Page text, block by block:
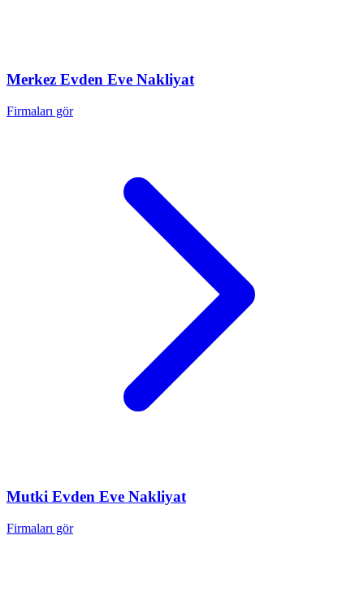
Merkez Evden Eve Nakliyat
Firmaları gör
Mutki Evden Eve Nakliyat
Firmaları gör